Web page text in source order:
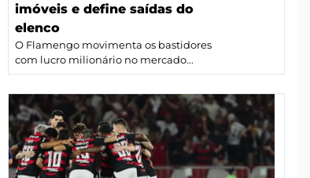
imóveis e define saídas do
elenco
O Flamengo movimenta os bastidores
com lucro milionário no mercado...